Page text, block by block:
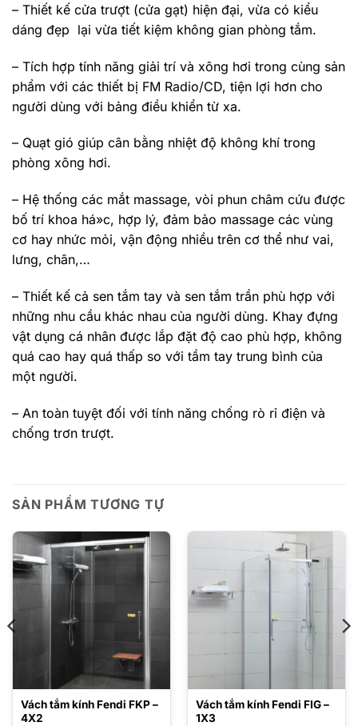
– Thiết kế cửa trượt (cửa gạt) hiện đại, vừa có kiểu
dáng đẹp lại vừa tiết kiệm không gian phòng tắm.
– Tích hợp tính năng giải trí và xông hơi trong cùng sản
phẩm với các thiết bị FM Radio/CD, tiện lợi hơn cho
người dùng với bảng điều khiển từ xa.
– Quạt gió giúp cân bằng nhiệt độ không khí trong
phòng xông hơi.
– Hệ thống các mắt massage, vòi phun châm cứu được
bố trí khoa há»c, hợp lý, đảm bảo massage các vùng
cơ hay nhức mỏi, vận động nhiều trên cơ thể như vai,
lưng, chân,…
– Thiết kế cả sen tắm tay và sen tắm trần phù hợp với
những nhu cầu khác nhau của người dùng. Khay đựng
vật dụng cá nhân được lắp đặt độ cao phù hợp, không
quá cao hay quá thấp so với tầm tay trung bình của
một người.
– An toàn tuyệt đối với tính năng chống rò rỉ điện và
chống trơn trượt.
SẢN PHẨM TƯƠNG TỰ
Vách tắm kính Fendi FKP –
4X2
Vách tắm kính Fendi FIG –
1X3